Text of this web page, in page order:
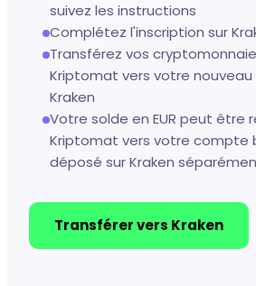
suivez les instructions
Complétez l'inscription sur
Transférez vos
Kriptomat vers votre
Kraken
Votre solde en EUR peut être
Kriptomat vers votre compte
déposé sur Kraken
Transférer vers Kraken